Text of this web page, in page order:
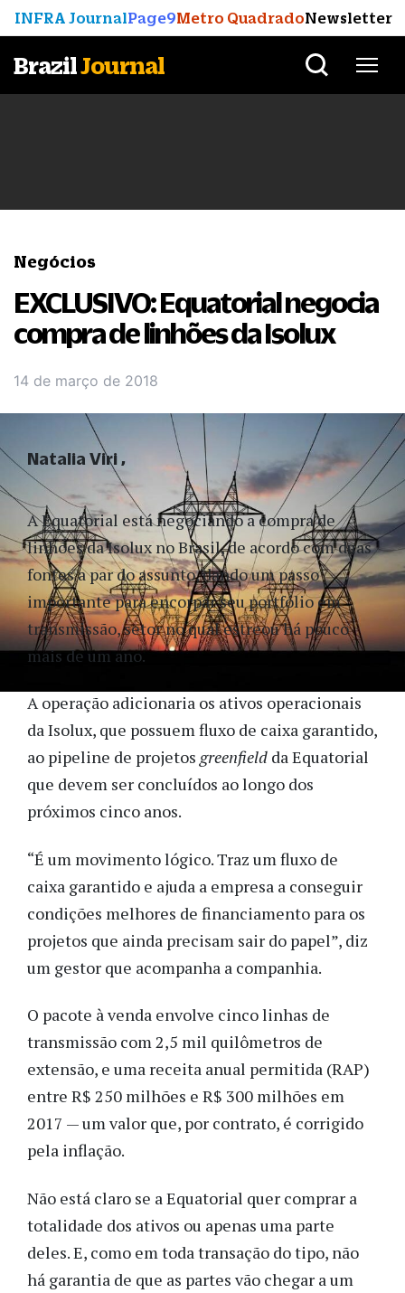
INFRA JournalPage9Metro QuadradoNewsletter
BrazilJournal
Negócios
EXCLUSIVO: Equatorial negocia
compra de linhões da Isolux
14 de março de 2018
A Equatorial está negociando a compra de
linhões da Isolux no Brasil, de acordo com duas
fontes a par do assunto, dando um passo
importante para encorpar seu portfólio em
transmissão, setor no qual estreou há pouco
mais de um ano.
A operação adicionaria os ativos operacionais
da Isolux, que possuem fluxo de caixa garantido,
ao pipeline de projetos greenfield da Equatorial
que devem ser concluídos ao longo dos
próximos cinco anos.
“É um movimento lógico. Traz um fluxo de
caixa garantido e ajuda a empresa a conseguir
condições melhores de financiamento para os
projetos que ainda precisam sair do papel”, diz
um gestor que acompanha a companhia.
O pacote à venda envolve cinco linhas de
transmissão com 2,5 mil quilômetros de
extensão, e uma receita anual permitida (RAP)
entre R$ 250 milhões e R$ 300 milhões em
2017 — um valor que, por contrato, é corrigido
pela inflação.
Não está claro se a Equatorial quer comprar a
totalidade dos ativos ou apenas uma parte
deles. E, como em toda transação do tipo, não
há garantia de que as partes vão chegar a um
Natalia Viri